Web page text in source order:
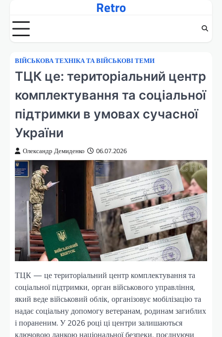
вмісту
Retro
ВІЙСЬКОВА ТЕХНІКА ТА ВІЙСЬКОВІ ТЕМИ
ТЦК це: територіальний центр
комплектування та соціальної
підтримки в умовах сучасної
України
Олександр Демиденко 06.07.2026
ТЦК — це територіальний центр комплектування та
соціальної підтримки, орган військового управління,
який веде військовий облік, організовує мобілізацію та
надає соціальну допомогу ветеранам, родинам загиблих
і пораненим. У 2026 році ці центри залишаються
ключовою ланкою національної безпеки, поєднуючи